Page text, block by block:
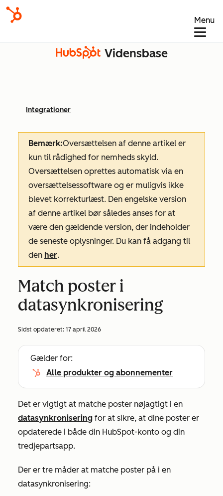
Menu
Vidensbase
Integrationer
Bemærk:Oversættelsen af denne artikel er
kun til rådighed for nemheds skyld.
Oversættelsen oprettes automatisk via en
oversættelsessoftware og er muligvis ikke
blevet korrekturlæst. Den engelske version
af denne artikel bør således anses for at
være den gældende version, der indeholder
de seneste oplysninger. Du kan få adgang til
den her.
Match poster i
datasynkronisering
Sidst opdateret: 17 april 2026
Gælder for:
Alle produkter og abonnementer
Det er vigtigt at matche poster nøjagtigt i en
datasynkronisering for at sikre, at dine poster er
opdaterede i både din HubSpot-konto og din
tredjepartsapp.
Der er tre måder at matche poster på i en
datasynkronisering: